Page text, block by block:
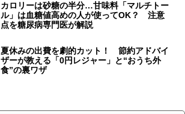
カロリーは砂糖の半分…甘味料「マルチトー
ル」は血糖値高めの人が使ってOK？ 注意
点を糖尿病専門医が解説
夏休みの出費を劇的カット！ 節約アドバイ
ザーが教える「0円レジャー」と“おうち外
食”の裏ワザ